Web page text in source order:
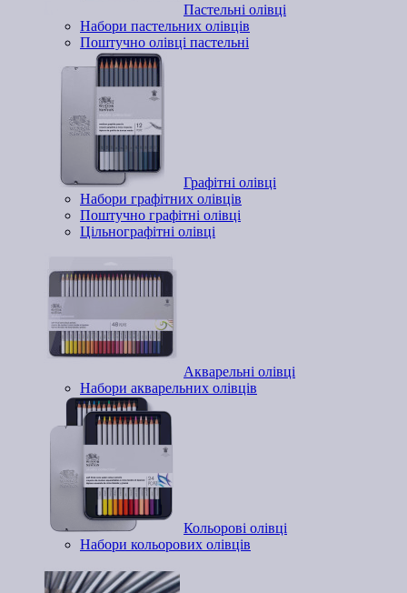
Пастельні олівці
Набори пастельних олівців
Поштучно олівці пастельні
Графітні олівці
Набори графітних олівців
Поштучно графітні олівці
Цільнографітні олівці
Акварельні олівці
Набори акварельних олівців
Кольорові олівці
Набори кольорових олівців